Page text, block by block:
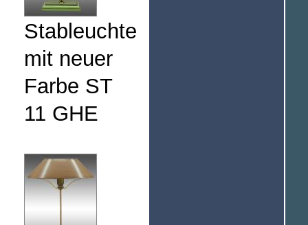
Stableuchte
mit neuer
Farbe ST
11 GHE